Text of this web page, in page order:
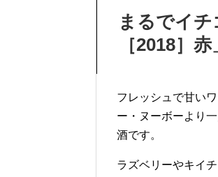
まるでイ
［2018］赤
フレッシュで甘い
ー・ヌーボーより
酒です。
ラズベリーやキイ